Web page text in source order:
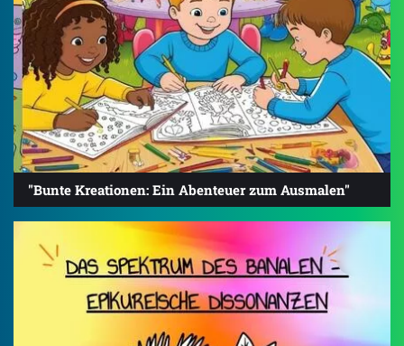
"Bunte Kreationen: Ein Abenteuer zum Ausmalen"